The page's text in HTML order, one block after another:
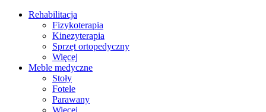
Rehabilitacja
Fizykoterapia
Kinezyterapia
Sprzęt ortopedyczny
Więcej
Meble medyczne
Stoły
Fotele
Parawany
Więcej